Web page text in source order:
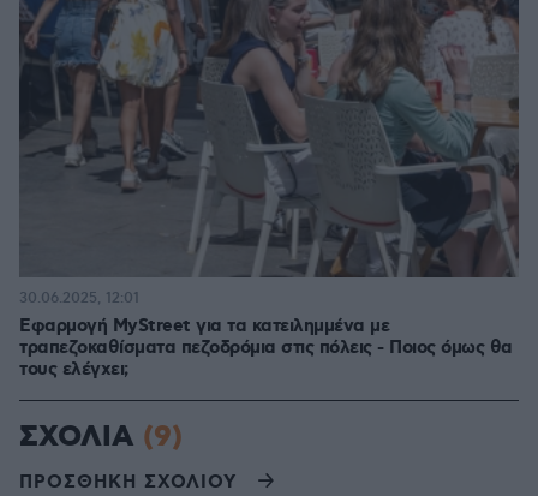
Εφαρμογή MyStreet για τα κατειλημμένα με
τραπεζοκαθίσματα πεζοδρόμια στις πόλεις - Ποιος όμως θα
τους ελέγχει;
30.06.2025, 12:01
ΣΧΟΛΙΑ (9)
ΠΡΟΣΘΗΚΗ ΣΧΟΛΙΟΥ